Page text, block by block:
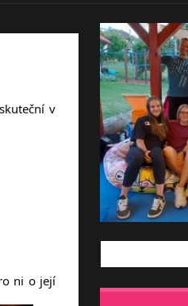
v
ni o její